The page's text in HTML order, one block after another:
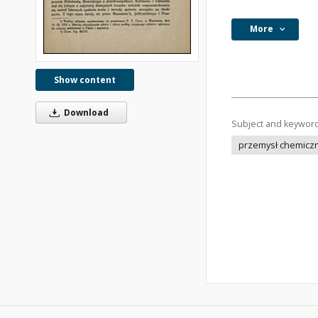
Show content
Download
More
Subject and
przemysł